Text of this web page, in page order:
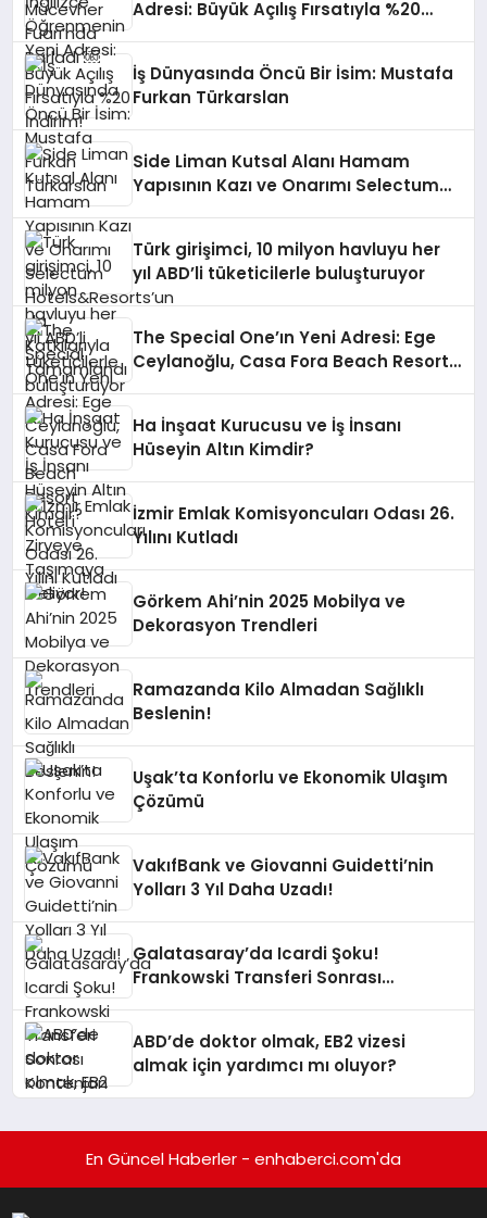
Adresi: Büyük Açılış Fırsatıyla %20
İş Dünyasında Öncü Bir İsim: Mustafa
Furkan Türkarslan
Side Liman Kutsal Alanı Hamam
Yapısının Kazı ve Onarımı Selectum
Türk girişimci, 10 milyon havluyu her
yıl ABD’li tüketicilerle buluşturuyor
The Special One’ın Yeni Adresi: Ege
Ceylanoğlu, Casa Fora Beach Resort
Ha İnşaat Kurucusu ve İş İnsanı
Hüseyin Altın Kimdir?
İzmir Emlak Komisyoncuları Odası 26.
Yılını Kutladı
Görkem Ahi’nin 2025 Mobilya ve
Dekorasyon Trendleri
Ramazanda Kilo Almadan Sağlıklı
Beslenin!
Uşak’ta Konforlu ve Ekonomik Ulaşım
Çözümü
VakıfBank ve Giovanni Guidetti’nin
Yolları 3 Yıl Daha Uzadı!
Galatasaray’da Icardi Şoku!
Frankowski Transferi Sonrası
ABD’de doktor olmak, EB2 vizesi
almak için yardımcı mı oluyor?
En Güncel Haberler - enhaberci.com'da